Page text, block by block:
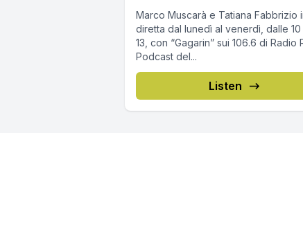
Marco Muscarà e Tatiana Fabbrizio
diretta dal lunedì al venerdì, dalle 10
13, con “Gagarin” sui 106.6 di Radio
Podcast del...
Listen